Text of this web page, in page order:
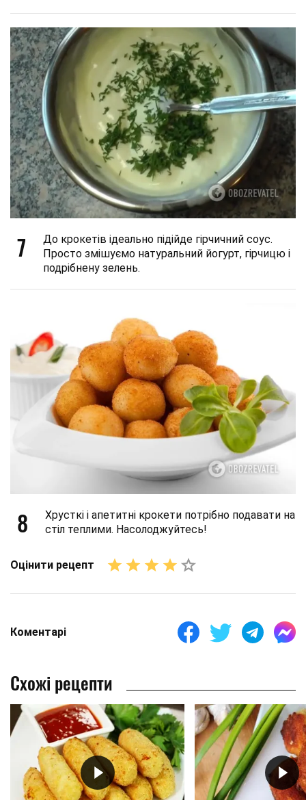
7
До крокетів ідеально підійде гірчичний соус.
Просто змішуємо натуральний йогурт, гірчицю і
подрібнену зелень.
8
Хрусткі і апетитні крокети потрібно подавати на
стіл теплими. Насолоджуйтесь!
Оцінити рецепт
Коментарі
Схожі рецепти